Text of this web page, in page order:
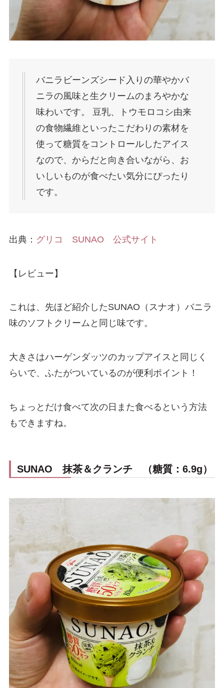
バニラビーンズシード入りの華やかバ
ニラの風味と生クリームのまろやかな
味わいです。 豆乳、トウモロコシ由来
の食物繊維といったこだわりの素材を
使って糖質をコントロールしたアイス
なので、からだと向き合いながら、お
いしいものが食べたい気分にぴったり
です。
出典： グリコ SUNAO 公式サイト
【レビュー】
これは、先ほど紹介したSUNAO（スナオ）バニラ
味のソフトクリームと同じ味です。
大きさはハーゲンダッツのカップアイスと同じく
らいで、ふたがついているのが便利ポイント！
ちょっとだけ食べて次の日また食べるという方法
もできますね。
SUNAO 抹茶＆クランチ （糖質：6.9g）